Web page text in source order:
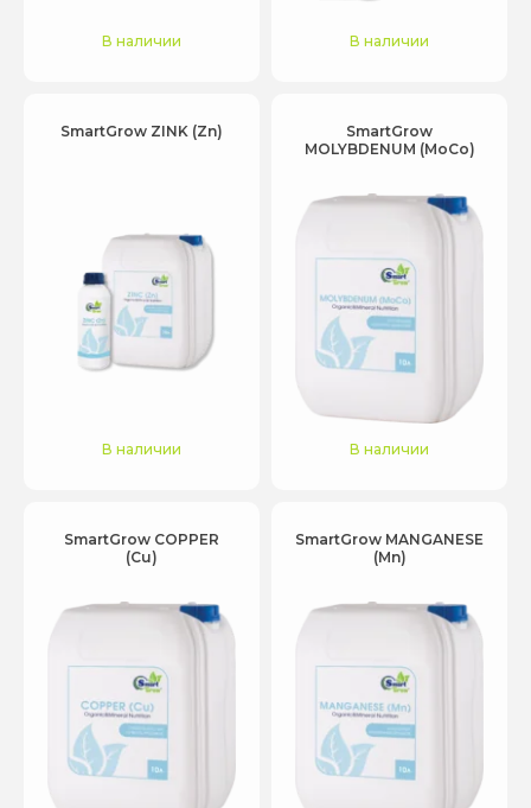
В наличии В наличии
SmartGrow ZINK (Zn)
В наличии
SmartGrow
MOLYBDENUM (MоCо)
В наличии
SmartGrow COPPER
(Cu)
SmartGrow MANGANESE
(Mn)